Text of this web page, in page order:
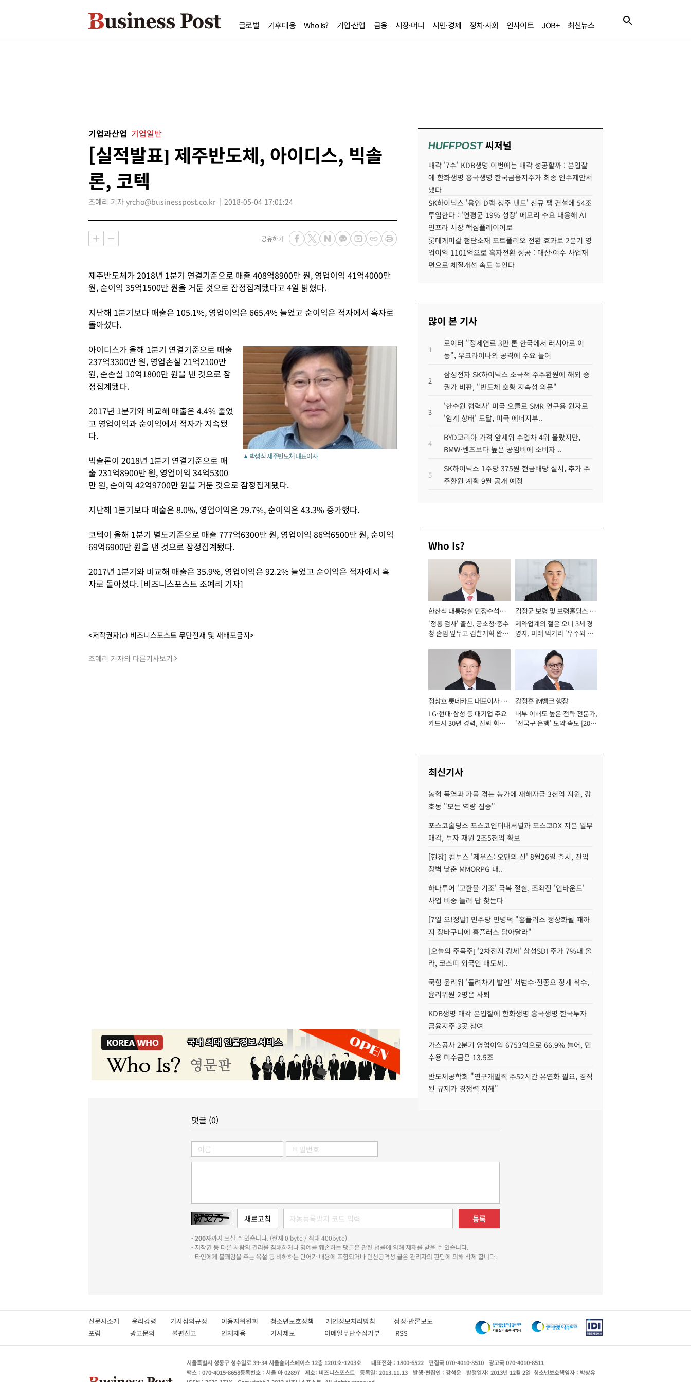
글로벌 기후대응 Who Is? 기업·산업 금융 시장·머니 시민·경제 정치·사회 인사이트 JOB+ 최신뉴스
기업과산업 기업일반
[실적발표] 제주반도체, 아이디스, 빅솔
론, 코텍
조예리 기자 yrcho@businesspost.co.kr 2018-05-04 17:01:24
공유하기
제주반도체가 2018년 1분기 연결기준으로 매출 408억8900만 원, 영업이익 41억4000만
원, 순이익 35억1500만 원을 거둔 것으로 잠정집계됐다고 4일 밝혔다.
지난해 1분기보다 매출은 105.1%, 영업이익은 665.4% 늘었고 순이익은 적자에서 흑자로
돌아섰다.
▲ 박성식 제주반도체 대표이사.
아이디스가 올해 1분기 연결기준으로 매출
237억3300만 원, 영업손실 21억2100만
원, 순손실 10억1800만 원을 낸 것으로 잠
정집계됐다.
2017년 1분기와 비교해 매출은 4.4% 줄었
고 영업이익과 순이익에서 적자가 지속됐
다.
빅솔론이 2018년 1분기 연결기준으로 매
출 231억8900만 원, 영업이익 34억5300
만 원, 순이익 42억9700만 원을 거둔 것으로 잠정집계됐다.
지난해 1분기보다 매출은 8.0%, 영업이익은 29.7%, 순이익은 43.3% 증가했다.
코텍이 올해 1분기 별도기준으로 매출 777억6300만 원, 영업이익 86억6500만 원, 순이익
69억6900만 원을 낸 것으로 잠정집계됐다.
2017년 1분기와 비교해 매출은 35.9%, 영업이익은 92.2% 늘었고 순이익은 적자에서 흑
자로 돌아섰다. [비즈니스포스트 조예리 기자]
<저작권자(c) 비즈니스포스트 무단전재 및 재배포금지>
조예리 기자의 다른기사보기
HUFFPOST씨저널
매각 '7수' KDB생명 이번에는 매각 성공할까 : 본입찰
에 한화생명 흥국생명 한국금융지주가 최종 인수제안서
냈다
SK하이닉스 '용인 D램-청주 낸드' 신규 팹 건설에 54조
투입한다 : '연평균 19% 성장' 메모리 수요 대응해 AI
인프라 시장 핵심플레이어로
롯데케미칼 첨단소재 포트폴리오 전환 효과로 2분기 영
업이익 1101억으로 흑자전환 성공 : 대산·여수 사업재
편으로 체질개선 속도 높인다
많이 본 기사
1
로이터 "정제연료 3만 톤 한국에서 러시아로 이
동", 우크라이나의 공격에 수요 늘어
2
삼성전자 SK하이닉스 소극적 주주환원에 해외 증
권가 비판, "반도체 호황 지속성 의문"
3
'한수원 협력사' 미국 오클로 SMR 연구용 원자로
'임계 상태' 도달, 미국 에너지부..
4
BYD코리아 가격 앞세워 수입차 4위 올랐지만,
BMW·벤츠보다 높은 공임비에 소비자 ..
5
SK하이닉스 1주당 375원 현금배당 실시, 추가 주
주환원 계획 9월 공개 예정
Who Is?
한찬식 대통령실 민정수석비
서관
'정통 검사' 출신, 공소청·중수
청 출범 앞두고 검찰개혁 완수
김정균 보령 및 보령홀딩스 대
표이사 사장
제약업계의 젊은 오너 3세 경
영자, 미래 먹거리 '우주와 헬
정상호 롯데카드 대표이사 사
장
LG·현대·삼성 등 대기업 주요
카드사 30년 경력, 신뢰 회복
강정훈 iM뱅크 행장
내부 이해도 높은 전략 전문가,
'전국구 은행' 도약 속도 [2026
최신기사
농협 폭염과 가뭄 겪는 농가에 재해자금 3천억 지원, 강
호동 "모든 역량 집중"
포스코홀딩스 포스코인터내셔널과 포스코DX 지분 일부
매각, 투자 재원 2조5천억 확보
[현장] 컴투스 '제우스: 오만의 신' 8월26일 출시, 진입
장벽 낮춘 MMORPG 내..
하나투어 '고환율 기조' 극복 절실, 조좌진 '인바운드'
사업 비중 늘려 답 찾는다
[7일 오!정말] 민주당 민병덕 "홈플러스 정상화될 때까
지 장바구니에 홈플러스 담아달라"
[오늘의 주목주] '2차전지 강세' 삼성SDI 주가 7%대 올
라, 코스피 외국인 매도세..
국힘 윤리위 '돌려차기 발언' 서범수·진종오 징계 착수,
윤리위원 2명은 사퇴
KDB생명 매각 본입찰에 한화생명 흥국생명 한국투자
금융지주 3곳 참여
가스공사 2분기 영업이익 6753억으로 66.9% 늘어, 민
수용 미수금은 13.5조
반도체공학회 "연구개발직 주52시간 유연화 필요, 경직
된 규제가 경쟁력 저해"
댓글 (0)
등록
-200자까지 쓰실 수 있습니다. (현재 0 byte / 최대 400byte)
- 저작권 등 다른 사람의 권리를 침해하거나 명예를 훼손하는 댓글은 관련 법률에 의해 제재를 받을 수 있습니다.
- 타인에게 불쾌감을 주는 욕설 등 비하하는 단어가 내용에 포함되거나 인신공격성 글은 관리자의 판단에 의해 삭제 합니다.
신문사소개 윤리강령 기사심의규정 이용자위원회 청소년보호정책 개인정보처리방침 정정·반론보도
포럼
광고문의 불편신고 인재채용 기사제보 이메일무단수집거부 RSS
서울특별시 성동구 성수일로 39-34 서울숲더스페이스 12층 1201호-1203호 대표전화 : 1800-6522 편집국 070-4010-8510
광고국 070-4010-8511
팩스 : 070-4015-8658등록번호 : 서울 아 02897 제호: 비즈니스포스트 등록일: 2013.11.13 발행·편집인 : 강석운 발행일자: 2013년 12월 2일 청소년보호책임자 : 박상유